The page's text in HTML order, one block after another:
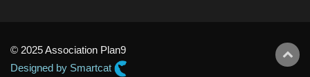
© 2025 Association Plan9
Designed by Smartcat